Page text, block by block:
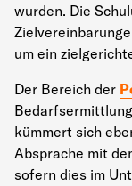
wurden. Die
um ein
Der Bereich der
kümmert sich
Absprache mit
sofern dies im